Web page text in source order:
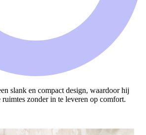
slank en compact design, waardoor hij
zonder in te leveren op comfort.